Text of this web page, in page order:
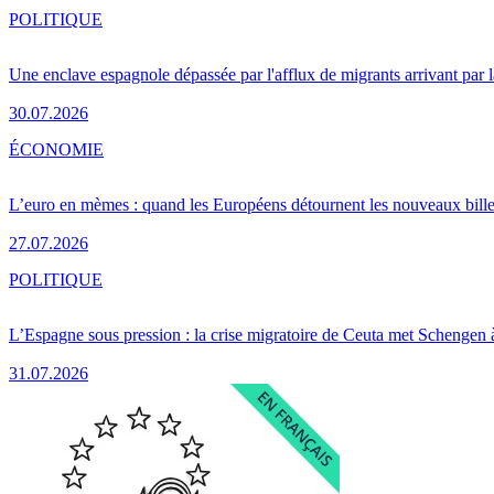
Une enclave espagnole dépassée par l'afflux de migrants arrivant par
30.07.2026
POLITIQUE
L’euro en mèmes : quand les Européens détournent les nouveaux
27.07.2026
ÉCONOMIE
L’Espagne sous pression : la crise migratoire de Ceuta met Schengen
31.07.2026
POLITIQUE